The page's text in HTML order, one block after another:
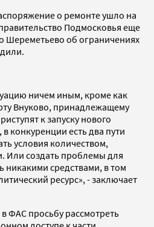
о ремонте ушло на
Подмосковья еще
Шереметьево об ограничениях
ничем иным, кроме как
Внуково, принадлежащему
к запуску нового
конкуренции есть два пути
условия количеством,
Или создать проблемы для
никакими средствами, в том
ресурс», - заключает
ФАС просьбу рассмотреть